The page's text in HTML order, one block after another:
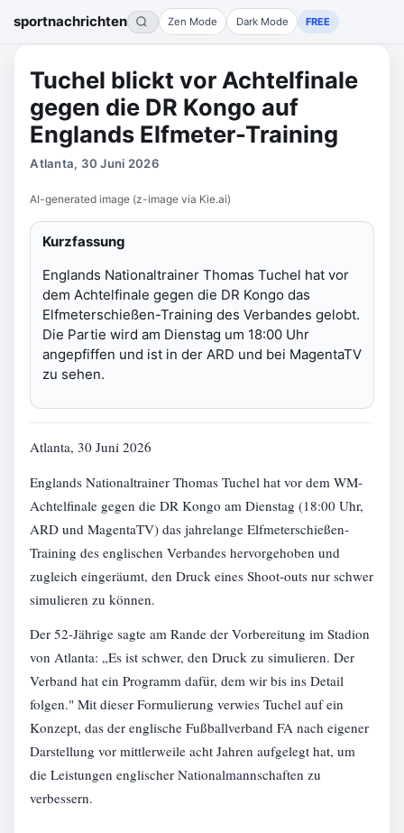
sportnachrichten Zen Mode Dark Mode FREE
Tuchel blickt vor Achtelfinale
gegen die DR Kongo auf
Englands Elfmeter-Training
Atlanta, 30 Juni 2026
AI-generated image (z-image via Kie.ai)
Kurzfassung
Englands Nationaltrainer Thomas Tuchel hat vor
dem Achtelfinale gegen die DR Kongo das
Elfmeterschießen-Training des Verbandes gelobt.
Die Partie wird am Dienstag um 18:00 Uhr
angepfiffen und ist in der ARD und bei MagentaTV
zu sehen.
Atlanta, 30 Juni 2026
Englands Nationaltrainer Thomas Tuchel hat vor dem WM-
Achtelfinale gegen die DR Kongo am Dienstag (18:00 Uhr,
ARD und MagentaTV) das jahrelange Elfmeterschießen-
Training des englischen Verbandes hervorgehoben und
zugleich eingeräumt, den Druck eines Shoot-outs nur schwer
simulieren zu können.
Der 52-Jährige sagte am Rande der Vorbereitung im Stadion
von Atlanta: „Es ist schwer, den Druck zu simulieren. Der
Verband hat ein Programm dafür, dem wir bis ins Detail
folgen." Mit dieser Formulierung verwies Tuchel auf ein
Konzept, das der englische Fußballverband FA nach eigener
Darstellung vor mittlerweile acht Jahren aufgelegt hat, um
die Leistungen englischer Nationalmannschaften zu
verbessern.